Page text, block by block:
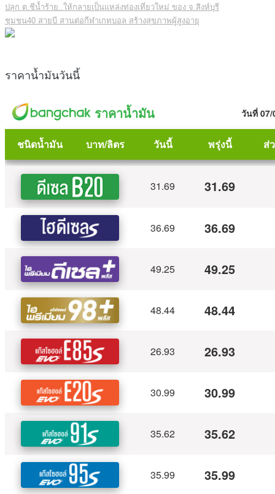
ปลุก ต.ชีน้ำร้าย..ให้กลายเป็นแหล่งท่องเที่ยวใหม่ ของ จ.สิงห์บุรี
ชุมชน40 สายบี สานต่อกีฬาเกทบอล สร้างสุขภาพผู้สูงอายุ
ราคาน้ำมันวันนี้